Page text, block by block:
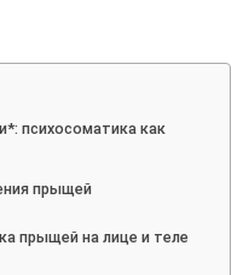
психосоматика как
прыщей
прыщей на лице и теле